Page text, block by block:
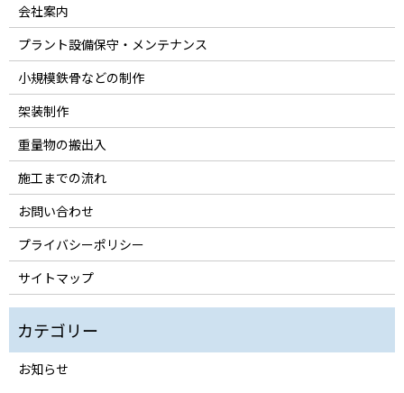
会社案内
プラント設備保守・メンテナンス
小規模鉄骨などの制作
架装制作
重量物の搬出入
施工までの流れ
お問い合わせ
プライバシーポリシー
サイトマップ
お知らせ